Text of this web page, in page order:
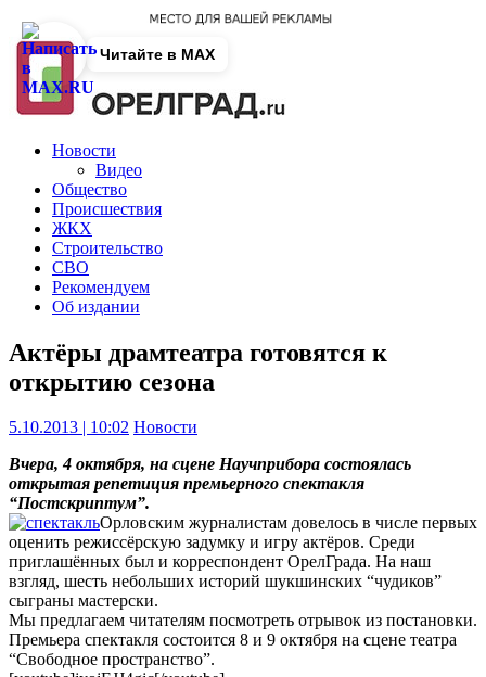
Новости
Видео
Общество
Происшествия
ЖКХ
Строительство
СВО
Рекомендуем
Об издании
Актёры драмтеатра готовятся к
открытию сезона
5.10.2013 | 10:02 Новости
Вчера, 4 октября, на сцене Научприбора состоялась
открытая репетиция премьерного спектакля
“Постскриптум”.
Орловским журналистам довелось в числе первых
оценить режиссёрскую задумку и игру актёров. Среди
приглашённых был и корреспондент ОрелГрада. На наш
взгляд, шесть небольших историй шукшинских “чудиков”
сыграны мастерски.
Мы предлагаем читателям посмотреть отрывок из постановки.
Премьера спектакля состоится 8 и 9 октября на сцене театра
“Свободное пространство”.
Читайте в MAX